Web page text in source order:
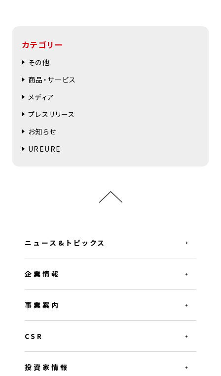
カテゴリー
その他
商品・サービス
メディア
プレスリリース
お知らせ
UREURE
ニュース&トピックス
企業情報
事業案内
CSR
投資家情報